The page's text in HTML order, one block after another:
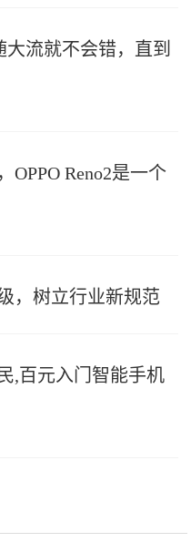
流就不会错，直到
Reno2是一个
，树立行业新规范
,百元入门智能手机